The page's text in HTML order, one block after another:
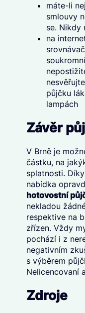
máte-li
smlouvy
se. Nikdy
na
půjčku
lampách
Závěr
V Brně je
částku, na
splatnosti.
nabídka
hotovostní
nekladou
respektive na
zřízen. Vždy
pochází i z
negativním
s výběrem
Nelicencovaní
Zdroje